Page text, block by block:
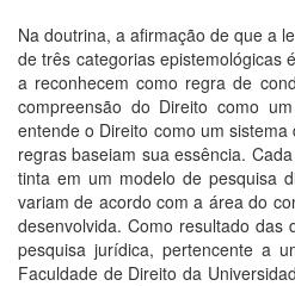
Na doutrina, a afirmação de que a
de três categorias epistemológicas
a reconhecem como regra de
compreensão do Direito como
entende o Direito como um
regras baseiam sua essência.
tinta em um modelo de pesquisa
variam de acordo com a área do
desenvolvida. Como resultado das
pesquisa jurídica, pertencente a
Faculdade de Direito da